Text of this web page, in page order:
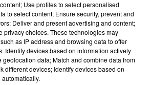
7 août 2026
Tayc et Didi B dévoilent le single le plus
dansant de l’année
Use profiles to select personalised
to select content; Ensure security, prevent and
Deliver and present advertising and content;
privacy choices. These technologies may
as IP address and browsing data to offer
Identify devices based on information actively
geolocation data; Match and combine data from
different devices; Identify devices based on